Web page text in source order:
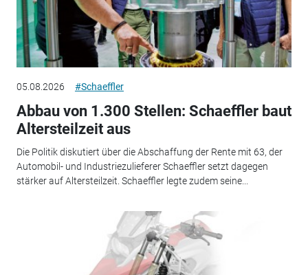
05.08.2026 #Schaeffler
Abbau von 1.300 Stellen: Schaeffler baut
Altersteilzeit aus
Die Politik diskutiert über die Abschaffung der Rente mit 63, der
Automobil- und Industriezulieferer Schaeffler setzt dagegen
stärker auf Altersteilzeit. Schaeffler legte zudem seine...